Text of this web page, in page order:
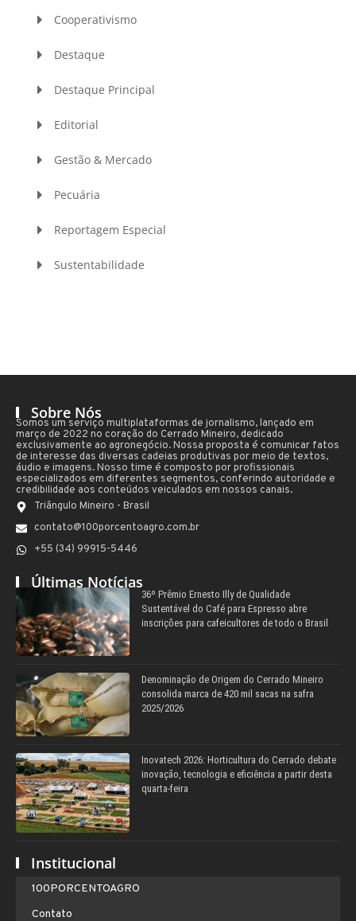
Cooperativismo
Destaque
Destaque Principal
Editorial
Gestão & Mercado
Pecuária
Reportagem Especial
Sustentabilidade
Sobre Nós
Somos um serviço multiplataformas de jornalismo, lançado em
março de 2022 no coração do Cerrado Mineiro, dedicado
exclusivamente ao agronegócio. Nossa proposta é comunicar fatos
de interesse das diversas cadeias produtivas por meio de textos,
áudio e imagens. Nosso time é composto por profissionais
especializados em diferentes segmentos, conferindo autoridade e
credibilidade aos conteúdos veiculados em nossos canais.
Triângulo Mineiro - Brasil
contato@100porcentoagro.com.br
+55 (34) 99915-5446
Últimas Notícias
36º Prêmio Ernesto Illy de Qualidade
Sustentável do Café para Espresso abre
inscrições para cafeicultores de todo o Brasil
Denominação de Origem do Cerrado Mineiro
consolida marca de 420 mil sacas na safra
2025/2026
Inovatech 2026: Horticultura do Cerrado debate
inovação, tecnologia e eficiência a partir desta
quarta-feira
Institucional
100PORCENTOAGRO
Contato